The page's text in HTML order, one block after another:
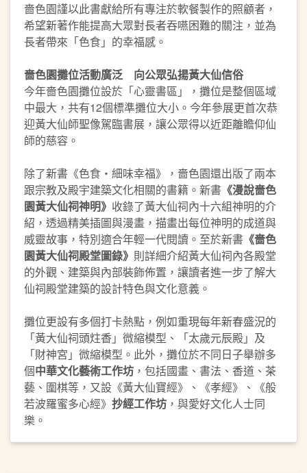
嗇色園謹以此書獻給所有專注於軟餐製作的照顧者，
希望新著作能提高大眾對長者吞嚥困難的關注，並為
長者帶來「色食」的幸福感。
嗇色園攤位活動廣泛 向公眾弘揚黃大仙信俗
今年嗇色園攤位設於「心靈書區」，攤位是整個區域
中最大，共有12個標準攤位大小。今年參展更首次恭
迎黃大仙師聖像駕臨書展，讓公眾得以近距離瞻仰仙
師的慈容。
除了新書《色食・細味幸福》，嗇色園還出版了兩本
跟宗教及殿宇建築文化相關的書籍。新書 《漫說嗇色
園黃大仙祠神明》 收錄了黃大仙祠內十六組神明的介
紹，透過精美插圖與漫畫，描畫出每位神明的成道與
威靈故事，特別適合年輕一代閱讀。至於新書 《嗇色
園黃大仙祠殿堂圖錄》 則詳細介紹黃大仙祠內各殿堂
的外觀、建築與內部裝飾佈置，讓讀者進一步了解大
仙祠殿堂建築的設計特色與文化意義。
攤位更設有多個打卡熱點，例如重現每年新春盛況的
「黃大仙祠頭炷香」微縮模型、「太歲元辰殿」及
「財神宮」微縮模型。此外，攤位於不同日子舉辦多
個中華文化藝術工作坊 ，包括國畫、書法、香道、茶
藝、圍棋等，又設《黃大仙寶經》、《孝經》、《般
若波羅蜜多心經》 抄經工作坊 ，與愛好文化人士同
樂。